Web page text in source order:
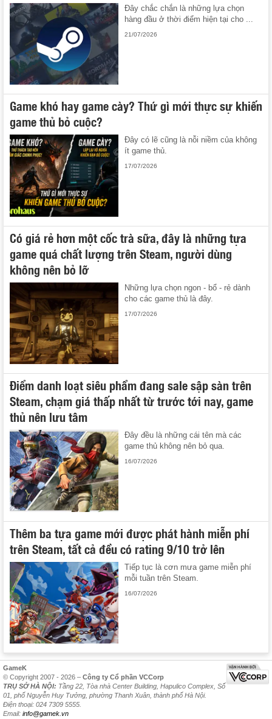
Đây chắc chắn là những lựa chọn
hàng đầu ở thời điểm hiện tại cho ...
21/07/2026
Game khó hay game cày? Thứ gì mới thực sự khiến
game thủ bỏ cuộc?
Đây có lẽ cũng là nỗi niềm của không
ít game thủ.
17/07/2026
Có giá rẻ hơn một cốc trà sữa, đây là những tựa
game quá chất lượng trên Steam, người dùng
không nên bỏ lỡ
Những lựa chọn ngon - bổ - rẻ dành
cho các game thủ là đây.
17/07/2026
Điểm danh loạt siêu phẩm đang sale sập sàn trên
Steam, chạm giá thấp nhất từ trước tới nay, game
thủ nên lưu tâm
Đây đều là những cái tên mà các
game thủ không nên bỏ qua.
16/07/2026
Thêm ba tựa game mới được phát hành miễn phí
trên Steam, tất cả đều có rating 9/10 trở lên
Tiếp tục là cơn mưa game miễn phí
mỗi tuần trên Steam.
16/07/2026
GameK
© Copyright 2007 - 2026 – Công ty Cổ phần VCCorp
TRỤ SỞ HÀ NỘI: Tầng 22, Tòa nhà Center Building, Hapulico Complex, Số
01, phố Nguyễn Huy Tưởng, phường Thanh Xuân, thành phố Hà Nội.
Điện thoại: 024 7309 5555.
Email: info@gamek.vn